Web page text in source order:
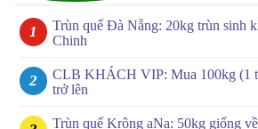
Trùn quế Đà Nẵng: 20kg trùn sinh
Chinh
CLB KHÁCH VIP: Mua 100kg (1
trở lên
Trùn quế Krông aNa: 50kg giống